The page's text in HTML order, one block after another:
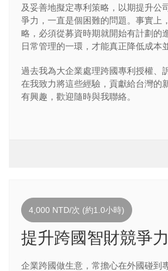
及妥善地擬定專利策略，以期提升公
爭力，一直是個困難的問題。事實上
略，必須從募資時期就開始有計劃的
日常管理的一環，才能真正降低成本
過去我為大企業處理跨國專利授權、
在我致力將這些經驗，貢獻給台灣的
有興趣，歡迎隨時與我聯絡。
4,000 NTD/次 (約1.0小時)
提升跨國智財競爭力
企業跨國做生意，常擔心在外國碰到